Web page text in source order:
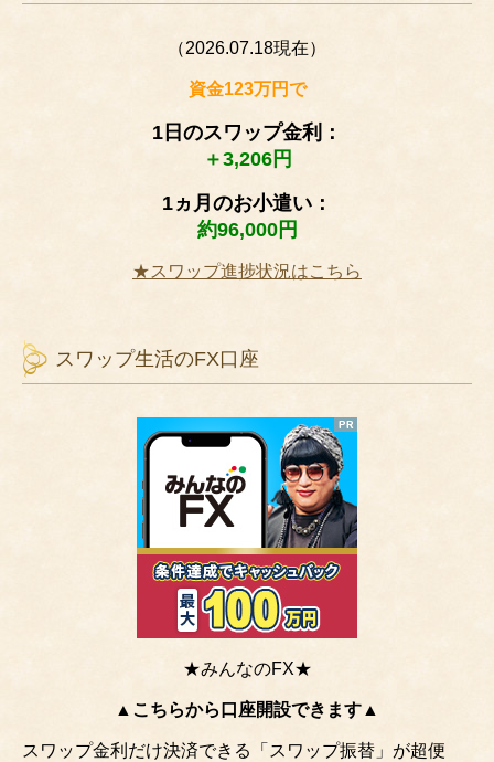
（2026.07.18現在）
資金123万円で
1日のスワップ金利：
＋3,206円
1ヵ月のお小遣い：
約96,000円
★スワップ進捗状況はこちら
スワップ生活のFX口座
★みんなのFX★
▲こちらから口座開設できます▲
スワップ金利だけ決済できる「スワップ振替」が超便